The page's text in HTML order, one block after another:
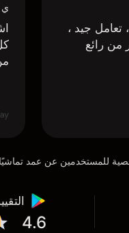
تعامل جيد ،
من رائع
4.6